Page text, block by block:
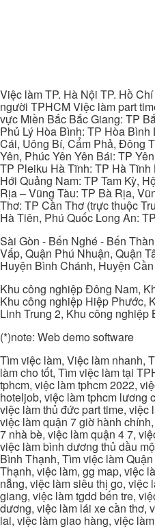
Việc làm TP. Hà Nội TP. Hồ
người TPHCM Việc làm part
vực Miền Bắc Bắc Giang: TP
Phủ Lý Hòa Bình: TP Hòa
Cái, Uông Bí, Cẩm Phả, Đông
Yên, Phúc Yên Yên Bái: TP
TP Pleiku Hà Tĩnh: TP Hà
Hới Quảng Nam: TP Tam Kỳ,
Rịa – Vũng Tàu: TP Bà Rịa,
Thơ: TP Cần Thơ (trực thuộc
Hà Tiên, Phú Quốc Long An:
Sài Gòn - Bến Nghé - Bến
Vấp, Quận Phú Nhuận, Quận
Huyện Bình Chánh, Huyện
Khu công nghiệp Đông Nam,
Khu công nghiệp Hiệp Phước,
Linh Trung 2, Khu công
(*)note: Web demo software
Tìm việc làm, Việc làm nhanh,
làm cho tốt, Tìm việc làm tại
tphcm, việc làm tphcm 2022,
hoteljob, việc làm tphcm lương
việc làm thủ đức part time, việc
việc làm quận 7 giờ hành
7 nhà bè, việc làm quận 4 7,
việc làm bình dương thủ dầu
Bình Thạnh, Tìm việc làm
Thạnh, việc làm, gg map, việc
nẵng, việc làm siêu thị go, việc
giang, việc làm tgdd bến tre,
dương, việc làm lái xe cần thơ,
lai, việc làm giao hàng, việc